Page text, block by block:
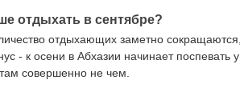
отдыхать в сентябре?
отдыхающих заметно
- к осени в Абхазии начинает
совершенно не чем.